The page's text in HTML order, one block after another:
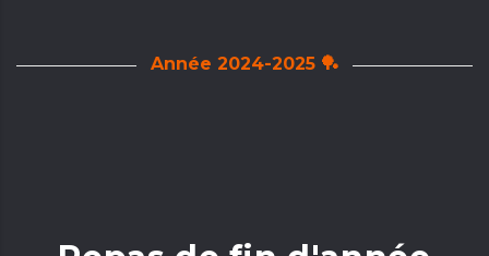
Année 2024-2025 🏓